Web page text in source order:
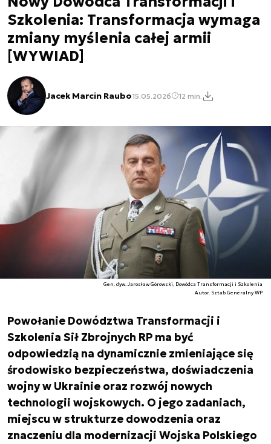
Szkolenia: Transformacja wymaga
zmiany myślenia całej armii
[WYWIAD]
Jacek Marcin Raubo15.05.2026 12 min.
Gen. dyw. Jarosław Górowski, Dowódca Transformacji i Szkolenia
Autor. Sztab Generalny WP
Powołanie Dowództwa Transformacji i
Szkolenia Sił Zbrojnych RP ma być
odpowiedzią na dynamicznie zmieniające się
środowisko bezpieczeństwa, doświadczenia
wojny w Ukrainie oraz rozwój nowych
technologii wojskowych. O jego zadaniach,
miejscu w strukturze dowodzenia oraz
znaczeniu dla modernizacji Wojska Polskiego